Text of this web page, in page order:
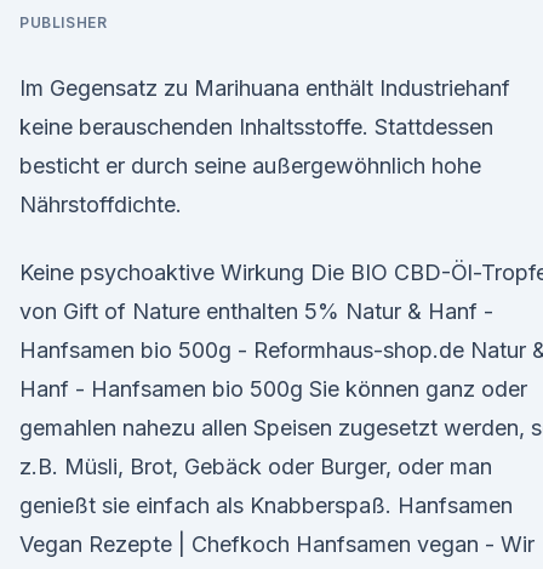
PUBLISHER
Im Gegensatz zu Marihuana enthält Industriehanf
keine berauschenden Inhaltsstoffe. Stattdessen
besticht er durch seine außergewöhnlich hohe
Nährstoffdichte.
Keine psychoaktive Wirkung Die BIO CBD-Öl-
von Gift of Nature enthalten 5% Natur & Hanf -
Hanfsamen bio 500g - Reformhaus-shop.de Natur
Hanf - Hanfsamen bio 500g Sie können ganz oder
gemahlen nahezu allen Speisen zugesetzt werden,
z.B. Müsli, Brot, Gebäck oder Burger, oder man
genießt sie einfach als Knabberspaß. Hanfsamen
Vegan Rezepte | Chefkoch Hanfsamen vegan - Wir